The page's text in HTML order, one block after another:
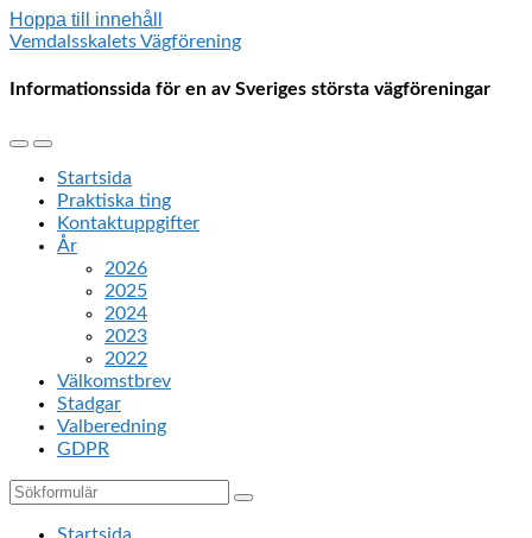
Hoppa till innehåll
Vemdalsskalets Vägförening
Informationssida för en av Sveriges största vägföreningar
Slå
mobilmenyn
Slå
på/av
sökfältet
Startsida
Praktiska ting
Kontaktuppgifter
År
2026
2025
2024
2023
2022
Välkomstbrev
Stadgar
Valberedning
GDPR
Sök
Startsida